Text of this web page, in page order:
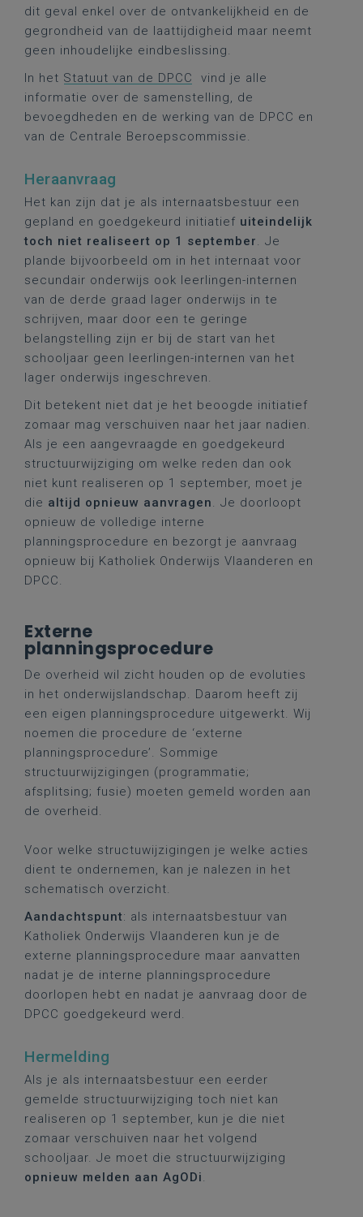
dit geval enkel over de ontvankelijkheid en de
gegrondheid van de laattijdigheid maar neemt
geen inhoudelijke eindbeslissing.
In het Statuut van de DPCC
vind je alle
informatie over de samenstelling, de
bevoegdheden en de werking van de DPCC en
van de Centrale Beroepscommissie.
Heraanvraag
Het kan zijn dat je als internaatsbestuur een
gepland en goedgekeurd initiatief uiteindelijk
toch niet realiseert op 1 september. Je
plande bijvoorbeeld om in het internaat voor
secundair onderwijs ook leerlingen-internen
van de derde graad lager onderwijs in te
schrijven, maar door een te geringe
belangstelling zijn er bij de start van het
schooljaar geen leerlingen-internen van het
lager onderwijs ingeschreven.
Dit betekent niet dat je het beoogde initiatief
zomaar mag verschuiven naar het jaar nadien.
Als je een aangevraagde en goedgekeurd
structuurwijziging om welke reden dan ook
niet kunt realiseren op 1 september, moet je
die altijd opnieuw aanvragen. Je doorloopt
opnieuw de volledige interne
planningsprocedure en bezorgt je aanvraag
opnieuw bij Katholiek Onderwijs Vlaanderen en
DPCC.
Externe
planningsprocedure
De overheid wil zicht houden op de evoluties
in het onderwijslandschap. Daarom heeft zij
een eigen planningsprocedure uitgewerkt. Wij
noemen die procedure de ‘externe
planningsprocedure’. Sommige
structuurwijzigingen (programmatie;
afsplitsing; fusie) moeten gemeld worden aan
de overheid.
Voor welke structuwijzigingen je welke acties
dient te ondernemen, kan je nalezen in het
schematisch overzicht.
Aandachtspunt: als internaatsbestuur van
Katholiek Onderwijs Vlaanderen kun je de
externe planningsprocedure maar aanvatten
nadat je de interne planningsprocedure
doorlopen hebt en nadat je aanvraag door de
DPCC goedgekeurd werd.
Hermelding
Als je als internaatsbestuur een eerder
gemelde structuurwijziging toch niet kan
realiseren op 1 september, kun je die niet
zomaar verschuiven naar het volgend
schooljaar. Je moet die structuurwijziging
opnieuw melden aan AgODi.